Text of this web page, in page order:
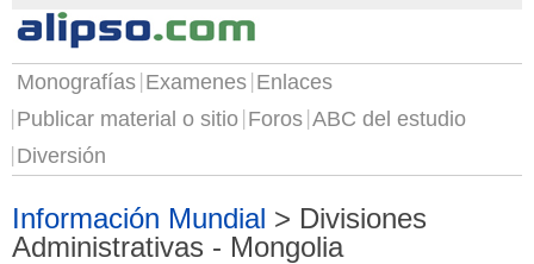
Monografías Examenes Enlaces
Publicar material o sitio Foros ABC del estudio
Diversión
Información Mundial > Divisiones
Administrativas - Mongolia